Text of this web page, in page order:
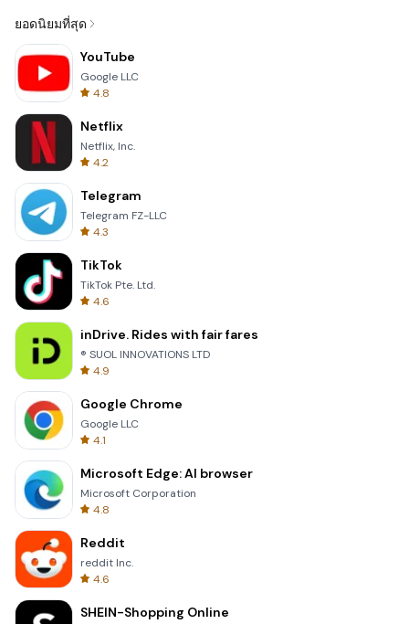
ยอดนิยมที่สุด
YouTube
Google LLC
4.8
Netflix
Netflix, Inc.
4.2
Telegram
Telegram FZ-LLC
4.3
TikTok
TikTok Pte. Ltd.
4.6
inDrive. Rides with fair fares
® SUOL INNOVATIONS LTD
4.9
Google Chrome
Google LLC
4.1
Microsoft Edge: AI browser
Microsoft Corporation
4.8
Reddit
reddit Inc.
4.6
SHEIN-Shopping Online